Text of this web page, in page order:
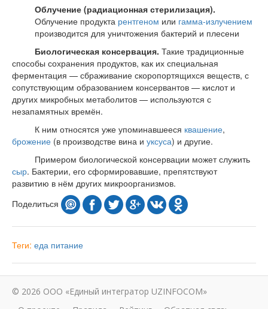
Облучение (радиационная стерилизация).
Облучение продукта рентгеном или гамма-излучением
производится для уничтожения бактерий и плесени
Биологическая консервация. Такие традиционные
способы сохранения продуктов, как их специальная
ферментация — сбраживание скоропортящихся веществ, с
сопутствующим образованием консервантов — кислот и
других микробных метаболитов — используются с
незапамятных времён.
К ним относятся уже упоминавшееся квашение,
брожение (в производстве вина и уксуса) и другие.
Примером биологической консервации может служить
сыр. Бактерии, его сформировавшие, препятствуют
развитию в нём других микроорганизмов.
Поделиться
Теги: еда питание
© 2026 ООО «Единый интегратор UZINFOCOM»